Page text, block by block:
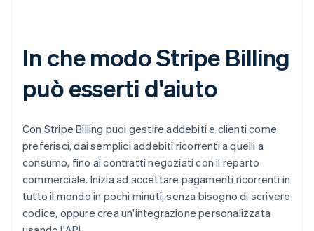
In che modo Stripe Billing
può esserti d'aiuto
Con Stripe Billing puoi gestire addebiti e clienti come
preferisci, dai semplici addebiti ricorrenti a quelli a
consumo, fino ai contratti negoziati con il reparto
commerciale. Inizia ad accettare pagamenti ricorrenti in
tutto il mondo in pochi minuti, senza bisogno di scrivere
codice, oppure crea un'integrazione personalizzata